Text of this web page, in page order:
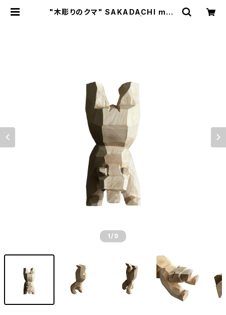
"木彫りのクマ" SAKADACHI mad
1 /9